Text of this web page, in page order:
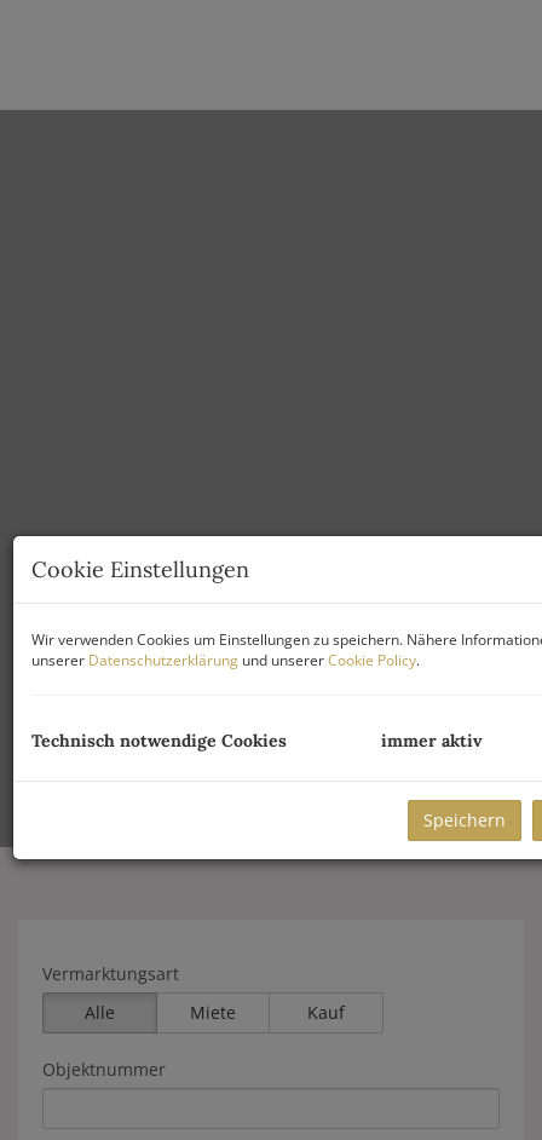
Vermarktungsart
Alle
Miete Kauf
Objektnummer
Cookie Einstellungen
Wir verwenden Cookies um Einstellungen zu speichern. Nähere
unserer Datenschutzerklärung und unsererCookie Policy.
Technisch notwendige Cookies immer aktiv
Speichern